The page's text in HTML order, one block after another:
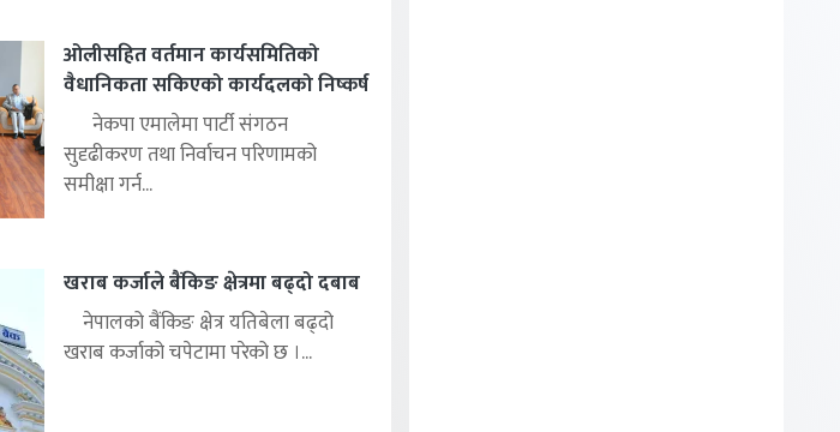
ओलीसहित वर्तमान कार्यसमितिको
वैधानिकता सकिएको कार्यदलको निष्कर्ष
नेकपा एमालेमा पार्टी संगठन
सुदृढीकरण तथा निर्वाचन परिणामको
समीक्षा गर्न...
खराब कर्जाले बैंकिङ क्षेत्रमा बढ्दो दबाब
नेपालको बैंकिङ क्षेत्र यतिबेला बढ्दो
खराब कर्जाको चपेटामा परेको छ ।...